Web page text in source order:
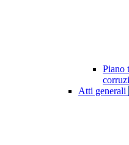
Piano
Atti generali